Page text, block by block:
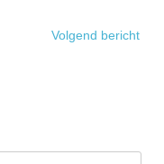
Volgend bericht